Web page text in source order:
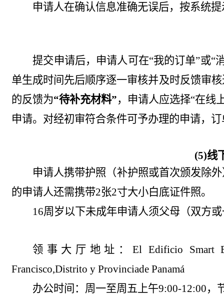
申请人在确认信息准确无误后，按系统
提交申请后，申请人可在“我的订单”或“
单生成时间先后顺序逐一审核并及时反馈审
的反馈为“待补充材料”，申请人应选择“在线
申请。对经初审符合条件可予办理的申请，
(5)线
申请人携带护照（补护照或首次颁发除
的申请人还需携带2张2寸大小白底证件照。
16周岁以下未成年申请人须父母（双方
领事大厅 地址：El Edificio Smart
Francisco,Distrito y Provinciade Panamá
办公时间：周一至周五上午9:00-12:00，